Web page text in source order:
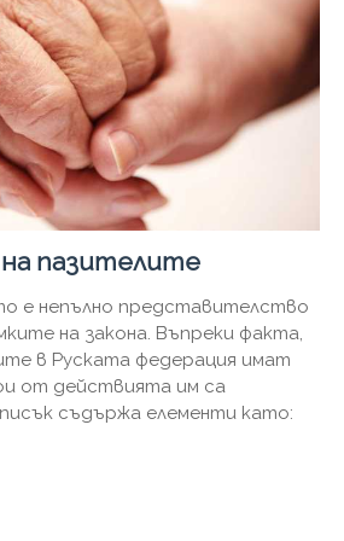
пазителите
е непълно представителство
на закона. Въпреки факта,
в Руската федерация имат
от действията им са
съдържа елементи като: